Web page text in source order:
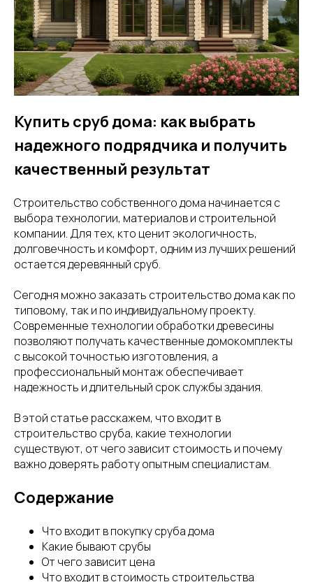
Купить сруб дома: как выбрать
надежного подрядчика и получить
качественный результат
Строительство собственного дома начинается с
выбора технологии, материалов и строительной
компании. Для тех, кто ценит экологичность,
долговечность и комфорт, одним из лучших решений
остается деревянный сруб.
Сегодня можно заказать строительство дома как по
типовому, так и по индивидуальному проекту.
Современные технологии обработки древесины
позволяют получать качественные домокомплекты
с высокой точностью изготовления, а
профессиональный монтаж обеспечивает
надежность и длительный срок службы здания.
В этой статье расскажем, что входит в
строительство сруба, какие технологии
существуют, от чего зависит стоимость и почему
важно доверять работу опытным специалистам.
Содержание
Что входит в покупку сруба дома
Какие бывают срубы
От чего зависит цена
Что входит в стоимость строительства